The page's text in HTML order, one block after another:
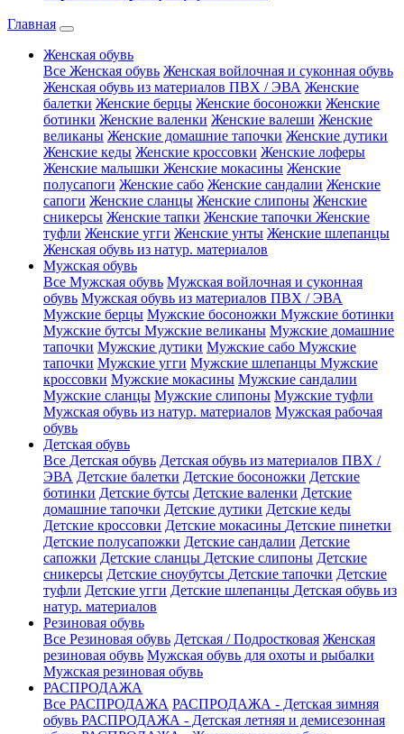
Главная
Женская обувь
Все Женская обувь Женская войлочная и суконная обувь
Женская обувь из материалов ПВХ / ЭВА Женские
балетки Женские берцы Женские босоножки Женские
ботинки Женские валенки Женские валеши Женские
великаны Женские домашние тапочки Женские дутики
Женские кеды Женские кроссовки Женские лоферы
Женские малышки Женские мокасины Женские
полусапоги Женские сабо Женские сандалии Женские
сапоги Женские сланцы Женские слипоны Женские
сникерсы Женские тапки Женские тапочки Женские
туфли Женские угги Женские унты Женские шлепанцы
Женская обувь из натур. материалов
Мужская обувь
Все Мужская обувь Мужская войлочная и суконная
обувь Мужская обувь из материалов ПВХ / ЭВА
Мужские берцы Мужские босоножки Мужские ботинки
Мужские бутсы Мужские великаны Мужские домашние
тапочки Мужские дутики Мужские сабо Мужские
тапочки Мужские угги Мужские шлепанцы Мужские
кроссовки Мужские мокасины Мужские сандалии
Мужские сланцы Мужские слипоны Мужские туфли
Мужская обувь из натур. материалов Мужская рабочая
обувь
Детская обувь
Все Детская обувь Детская обувь из материалов ПВХ /
ЭВА Детские балетки Детские босоножки Детские
ботинки Детские бутсы Детские валенки Детские
домашние тапочки Детские дутики Детские кеды
Детские кроссовки Детские мокасины Детские пинетки
Детские полусапожки Детские сандалии Детские
сапожки Детские сланцы Детские слипоны Детские
сникерсы Детские сноубутсы Детские тапочки Детские
туфли Детские угги Детские шлепанцы Детская обувь из
натур. материалов
Резиновая обувь
Все Резиновая обувь Детская / Подростковая Женская
резиновая обувь Мужская обувь для охоты и рыбалки
Мужская резиновая обувь
РАСПРОДАЖА
Все РАСПРОДАЖА РАСПРОДАЖА - Детская зимняя
обувь РАСПРОДАЖА - Детская летняя и демисезонная